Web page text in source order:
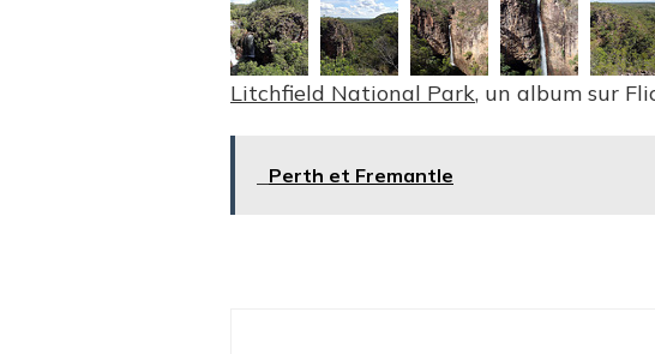
Litchfield National Park, un album sur
Perth et Fremantle